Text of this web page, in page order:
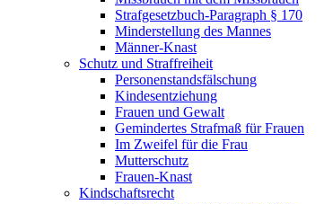
Strafgesetzbuch-Paragraph § 170
Minderstellung des Mannes
Männer-Knast
Schutz und Straffreiheit
Personenstandsfälschung
Kindesentziehung
Frauen und Gewalt
Gemindertes Strafmaß für Frauen
Im Zweifel für die Frau
Mutterschutz
Frauen-Knast
Kindschaftsrecht